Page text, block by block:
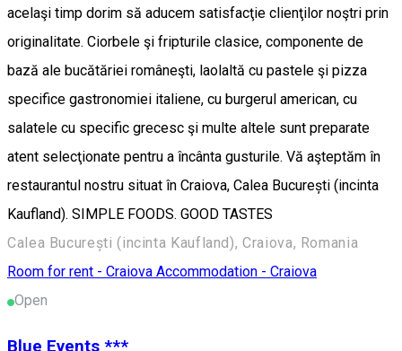
acelaşi timp dorim să aducem satisfacţie clienţilor noştri prin
originalitate. Ciorbele şi fripturile clasice, componente de
bază ale bucătăriei româneşti, laolaltă cu pastele şi pizza
specifice gastronomiei italiene, cu burgerul american, cu
salatele cu specific grecesc şi multe altele sunt preparate
atent selecţionate pentru a încânta gusturile. Vă aşteptăm în
restaurantul nostru situat în Craiova, Calea București (incinta
Kaufland). SIMPLE FOODS. GOOD TASTES
Calea București (incinta Kaufland), Craiova, Romania
Room for rent - Craiova Accommodation - Craiova
Open
Blue Events ***